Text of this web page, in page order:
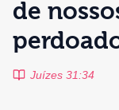
de
Juízes 31:34